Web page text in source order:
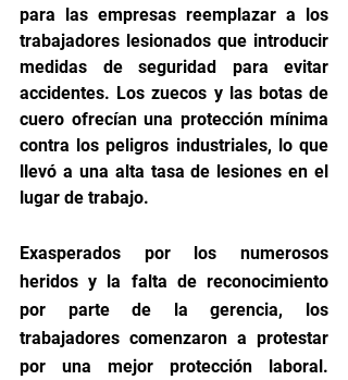
para las empresas reemplazar a los
trabajadores lesionados que introducir
medidas de seguridad para evitar
accidentes. Los zuecos y las botas de
cuero ofrecían una protección mínima
contra los peligros industriales, lo que
llevó a una alta tasa de lesiones en el
lugar de trabajo.
Exasperados por los numerosos
heridos y la falta de reconocimiento
por parte de la gerencia, los
trabajadores comenzaron a protestar
por una mejor protección laboral.